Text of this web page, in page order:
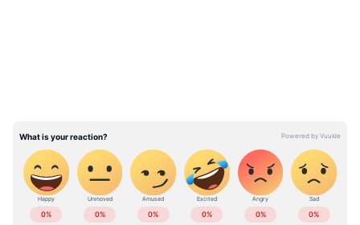
ABOUT THE AUTHOR